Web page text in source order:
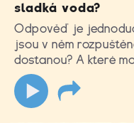
sladká voda?
Odpověď je
jsou v něm
dostanou? A které